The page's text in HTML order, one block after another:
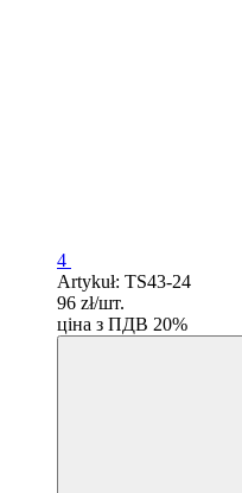
4
Artykuł: TS43-24
96 zł/шт.
ціна з ПДВ 20%